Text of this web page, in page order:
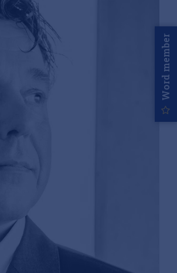
Word member